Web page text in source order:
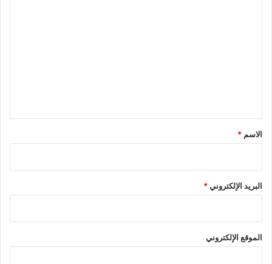
*
الاسم *
البريد الإلكتروني*
الموقع الإلكتروني